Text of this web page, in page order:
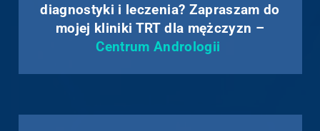
diagnostyki i leczenia? Zapraszam do
mojej kliniki TRT dla mężczyzn –
Centrum Andrologii